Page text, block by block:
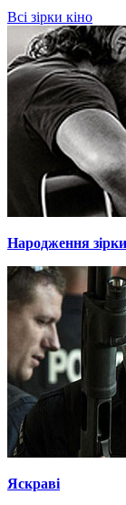
Всі зірки кіно
Народження зірки
Яскраві